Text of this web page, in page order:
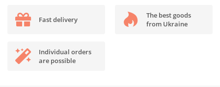
Fast delivery
The best goods
from Ukraine
Individual orders
are possible